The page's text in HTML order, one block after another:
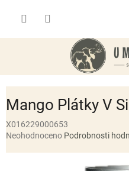
Mango Plátky V
X016229000653
Průměrné
Neohodnoceno Podrobnosti